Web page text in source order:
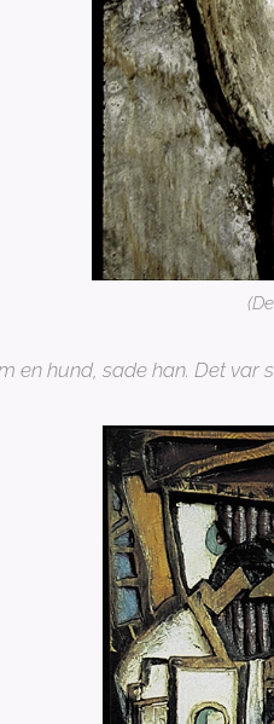
en hund, sade han. Det